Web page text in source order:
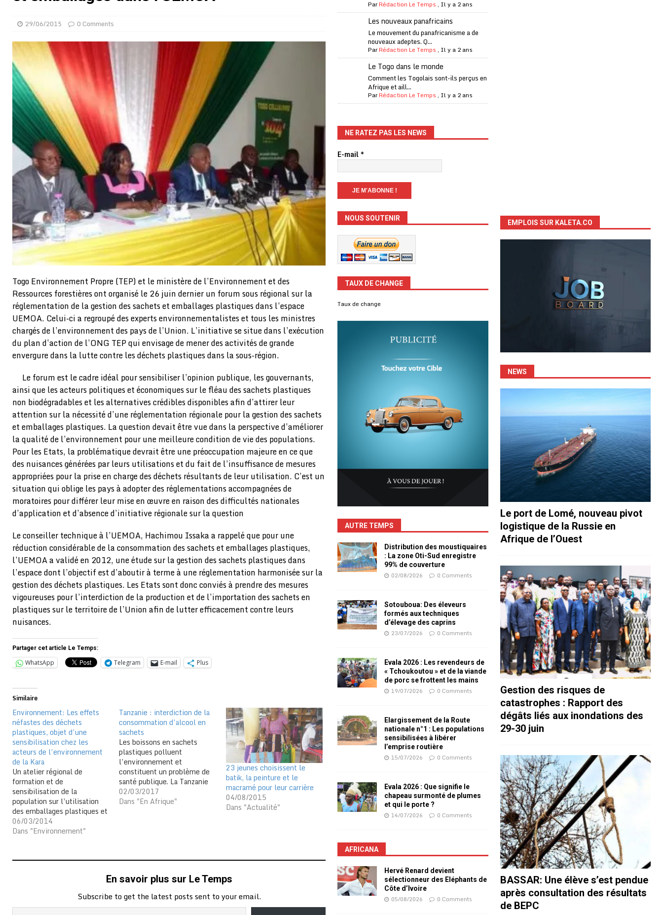
A LA UNE
[ 02/08/2026 ] La Confédération Africaine de Football (CAF) à contre-courant
[ 01/08/2026 ] Quatre candidats à la succession d’Infantino à la tête de la FIFA
A LA UNE
[ 01/08/2026 ] Bénin : Romuald Wadagni reçoit le milliardaire Aliko Dangote
[ 31/07/2026 ] Niger : le FMI débloque une bouffée d’oxygène financière
[ 31/07/2026 ] Franco Baresi, légendaire défenseur de l’Italie et de l’AC Milan, est mort à 66 ans
A LA UNE
[ 31/07/2026 ]
Benjamin Mendy a vendu aux enchères son trophée de la Coupe du monde
[ 31/07/2026 ] Bénin : les membres du Sénat installés
[ 31/07/2026 ] Projet d’investisseurs à la Fifa: l’UEFA menace à «l’unanimité» d’un boycott des Coupes du monde
BUSINESS
[ 30/07/2026 ] Mali : au moins 19 soldats exécutés, Amnesty International exige une enquête
[ 05/08/2026 ] Hervé Renard devient sélectionneur des Eléphants de Côte d’Ivoire A LA UNE
29/06/2015 0 Comments
Togo Environnement Propre (TEP) et le ministère de l’Environnement et des
Ressources forestières ont organisé le 26 juin dernier un forum sous régional sur la
réglementation de la gestion des sachets et emballages plastiques dans l’espace
UEMOA. Celui-ci a regroupé des experts environnementalistes et tous les ministres
chargés de l’environnement des pays de l’Union. L’initiative se situe dans l’exécution
du plan d’action de l’ONG TEP qui envisage de mener des activités de grande
envergure dans la lutte contre les déchets plastiques dans la sous-région.
Le forum est le cadre idéal pour sensibiliser l’opinion publique, les gouvernants,
ainsi que les acteurs politiques et économiques sur le fléau des sachets plastiques
non biodégradables et les alternatives crédibles disponibles afin d’attirer leur
attention sur la nécessité d’une réglementation régionale pour la gestion des sachets
et emballages plastiques. La question devait être vue dans la perspective d’améliorer
la qualité de l’environnement pour une meilleure condition de vie des populations.
Pour les Etats, la problématique devrait être une préoccupation majeure en ce que
des nuisances générées par leurs utilisations et du fait de l’insuffisance de mesures
appropriées pour la prise en charge des déchets résultants de leur utilisation. C’est un
situation qui oblige les pays à adopter des réglementations accompagnées de
moratoires pour différer leur mise en œuvre en raison des difficultés nationales
d’application et d’absence d’initiative régionale sur la question
Le conseiller technique à l’UEMOA, Hachimou Issaka a rappelé que pour une
réduction considérable de la consommation des sachets et emballages plastiques,
l’UEMOA a validé en 2012, une étude sur la gestion des sachets plastiques dans
l’espace dont l’objectif est d’aboutir à terme à une réglementation harmonisée sur la
gestion des déchets plastiques. Les Etats sont donc conviés à prendre des mesures
vigoureuses pour l’interdiction de la production et de l’importation des sachets en
plastiques sur le territoire de l’Union afin de lutter efficacement contre leurs
nuisances.
Partager cet article Le Temps:
WhatsApp Telegram E-mail Plus
Similaire
Environnement: Les effets
néfastes des déchets
plastiques, objet d’une
sensibilisation chez les
acteurs de l’environnement
de la Kara
Un atelier régional de
formation et de
sensibilisation de la
population sur l’utilisation
des emballages plastiques et
gestion des déchets a réuni
le lundi 3 mars à Kara, les
services techniques, du
06/03/2014
Dans "Environnement"
Tanzanie : interdiction de la
consommation d’alcool en
sachets
Les boissons en sachets
plastiques polluent
l’environnement et
constituent un problème de
santé publique. La Tanzanie
interdit la vente d'alcool en
sachets. En Tanzanie
territoire. La décision couvait
02/03/2017
Dans "En Afrique"
23 jeunes choisissent le
batik, la peinture et le
macramé pour leur carrière
04/08/2015
Dans "Actualité"
En savoir plus sur Le Temps
Subscribe to get the latest posts sent to your email.
ParRédaction Le Temps , Il y a 2 ans
Les nouveaux panafricains
Le mouvement du panafricanisme a de
nouveaux adeptes. Q...
ParRédaction Le Temps , Il y a 2 ans
Le Togo dans le monde
Comment les Togolais sont-ils perçus en
Afrique et aill...
ParRédaction Le Temps , Il y a 2 ans
NE RATEZ PAS LES NEWS
E-mail*
NOUS SOUTENIR
TAUX DE CHANGE
Taux de change
AUTRE TEMPS
Distribution des moustiquaires
: La zone Oti-Sud enregistre
99% de couverture
02/08/2026 0 Comments
Sotouboua: Des éleveurs
formés aux techniques
d’élevage des caprins
23/07/2026 0 Comments
Evala 2026 : Les revendeurs de
« Tchoukoutou » et de la viande
de porc se frottent les mains
19/07/2026 0 Comments
Elargissement de la Route
nationale n°1 : Les populations
sensibilisées à libérer
l’emprise routière
15/07/2026 0 Comments
Evala 2026 : Que signifie le
chapeau surmonté de plumes
et qui le porte ?
14/07/2026 0 Comments
AFRICANA
Hervé Renard devient
sélectionneur des Eléphants de
Côte d’Ivoire
05/08/2026 0 Comments
EMPLOIS SUR KALETA.CO
NEWS
Le port de Lomé, nouveau pivot
logistique de la Russie en
Afrique de l’Ouest
Gestion des risques de
catastrophes : Rapport des
dégâts liés aux inondations des
29-30 juin
BASSAR: Une élève s’est pendue
après consultation des résultats
de BEPC